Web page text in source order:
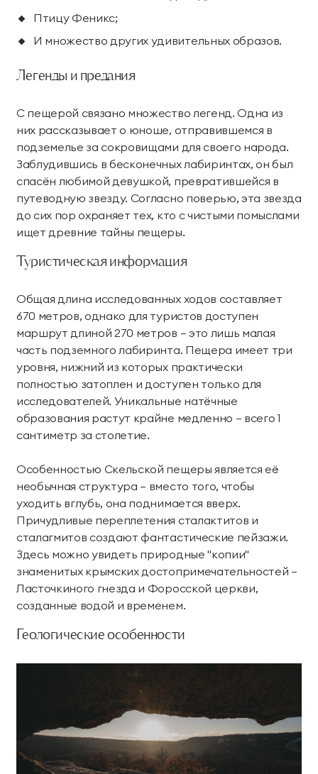
Птицу Феникс;
И множество других удивительных образов.
Легенды и предания
С пещерой связано множество легенд. Одна из
них рассказывает о юноше, отправившемся в
подземелье за сокровищами для своего народа.
Заблудившись в бесконечных лабиринтах, он был
спасён любимой девушкой, превратившейся в
путеводную звезду. Согласно поверью, эта звезда
до сих пор охраняет тех, кто с чистыми помыслами
ищет древние тайны пещеры.
Туристическая информация
Общая длина исследованных ходов составляет
670 метров, однако для туристов доступен
маршрут длиной 270 метров — это лишь малая
часть подземного лабиринта. Пещера имеет три
уровня, нижний из которых практически
полностью затоплен и доступен только для
исследователей. Уникальные натёчные
образования растут крайне медленно — всего 1
сантиметр за столетие.
Особенностью Скельской пещеры является её
необычная структура — вместо того, чтобы
уходить вглубь, она поднимается вверх.
Причудливые переплетения сталактитов и
сталагмитов создают фантастические пейзажи.
Здесь можно увидеть природные "копии"
знаменитых крымских достопримечательностей —
Ласточкиного гнезда и Форосской церкви,
созданные водой и временем.
Геологические особенности